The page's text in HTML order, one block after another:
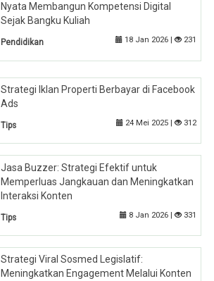
Nyata Membangun Kompetensi Digital
Sejak Bangku Kuliah
Pendidikan 18 Jan 2026 | 231
Strategi Iklan Properti Berbayar di Facebook
Ads
Tips 24 Mei 2025 | 312
Jasa Buzzer: Strategi Efektif untuk
Memperluas Jangkauan dan Meningkatkan
Interaksi Konten
Tips 8 Jan 2026 | 331
Strategi Viral Sosmed Legislatif:
Meningkatkan Engagement Melalui Konten